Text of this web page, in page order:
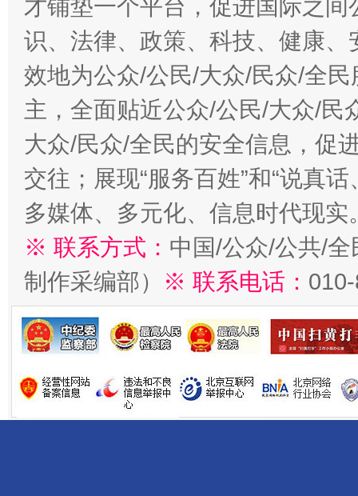
才铺垫一个平台，促进国际之
识、法律、政策、科技、健康
效地为公众/公民/大众/民众/全
主，全面贴近公众/公民/大众/民
大众/民众/全民的安全信息，促
交往；展现“服务百姓”和“说真
多媒体、多元化、信息时代现实
※ 联系方式： 中国/公众/公共/
制作采编部）
※ 联系电话：